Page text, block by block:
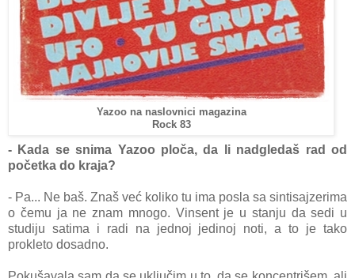
Yazoo na naslovnici magazina
Rock 83
- Kada se snima Yazoo ploča, da li nadgledaš rad od
početka do kraja?
- Pa... Ne baš. Znaš već koliko tu ima posla sa sintisajzerima
o čemu ja ne znam mnogo. Vinsent je u stanju da sedi u
studiju satima i radi na jednoj jedinoj noti, a to je tako
prokleto dosadno.